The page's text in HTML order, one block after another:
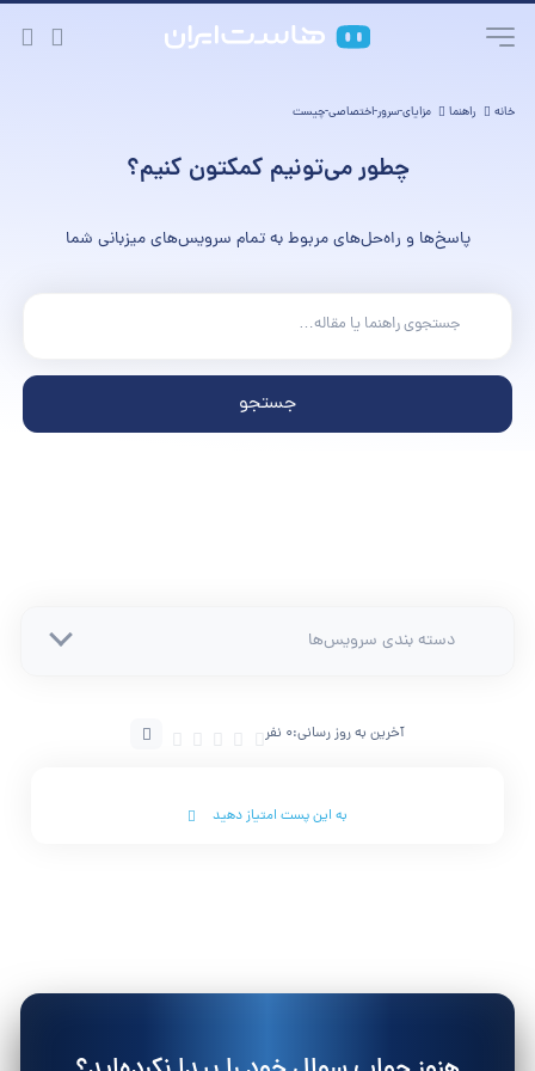
خانه راهنما مزایای-سرور-اختصاصی-چیست
چطور می‌تونیم کمکتون کنیم؟
پاسخ‌ها و راه‌حل‌های مربوط به تمام سرویس‌های میزبانی شما
جستجو
دسته بندی سرویس‌ها
آخرین به روز رسانی:0 نفر
به این پست امتیاز دهید